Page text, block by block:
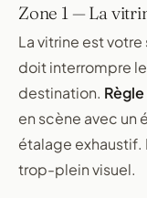
Zone 1 — La
La vitrine est
doit interrompre
destination.
en scène avec un
étalage exhaustif.
trop-plein visuel.